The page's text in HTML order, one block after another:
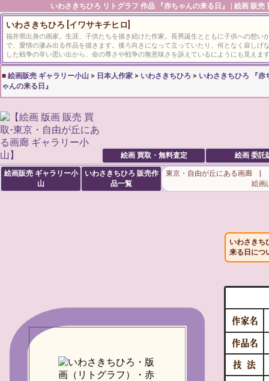
いわさきちひろ リトグラフ 作品 『赤ちゃんの来る日』 | 絵画 販売
いわさきちひろ [イワサキチヒロ]
福井県出身の画家。生涯、子供たちを描き続けた作家。長男誕生とともに子供への想い
で、愛情の滲み出る作品を描きます。後ろ向きになって立っていたり、何となく寂しげ
した戦争の辛い思い出から、命の尊さや戦争の無意味さを訴えているにようにも見えま
■ 絵画販売 ギャラリー小山 > 日本人作家 > いわさきちひろ > いわさきちひろ 『赤
ゃんの来る日』
絵画 買取・無料査定 絵画 委託
絵画販売 ギャラリー小
山
いわさきちひろ 販売作
品一覧
東京・自由が丘にある画廊 |
絵画
いわさきち
来る日につ